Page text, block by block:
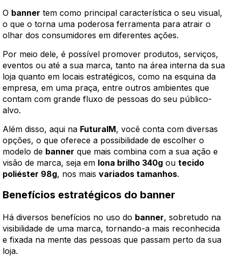
O banner tem como principal característica o seu visual,
o que o torna uma poderosa ferramenta para atrair o
olhar dos consumidores em diferentes ações.
Por meio dele, é possível promover produtos, serviços,
eventos ou até a sua marca, tanto na área interna da sua
loja quanto em locais estratégicos, como na esquina da
empresa, em uma praça, entre outros ambientes que
contam com grande fluxo de pessoas do seu público-
alvo.
Além disso, aqui na FuturaIM, você conta com diversas
opções, o que oferece a possibilidade de escolher o
modelo de banner que mais combina com a sua ação e
visão de marca, seja em lona brilho 340g ou tecido
poliéster 98g, nos mais variados tamanhos.
Benefícios estratégicos do banner
Há diversos benefícios no uso do banner, sobretudo na
visibilidade de uma marca, tornando-a mais reconhecida
e fixada na mente das pessoas que passam perto da sua
loja.